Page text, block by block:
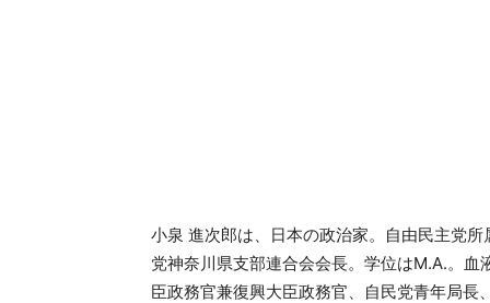
小泉 進次郎は、日本の政治家。自由民主党
党神奈川県支部連合会会長。学位はM.A.。
臣政務官兼復興大臣政務官、自民党青年局